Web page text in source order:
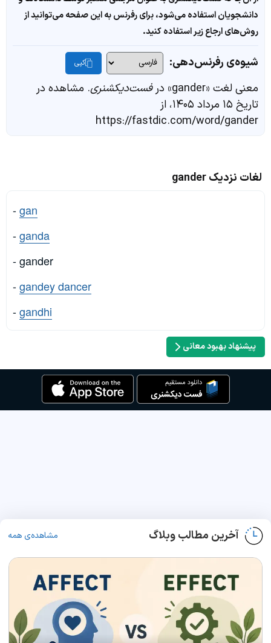
دانشجویان استفاده می‌شود، برای رفرنس به این صفحه می‌توانید از
روش‌های ارجاع زیر استفاده کنید.
شیوه‌ی رفرنس‌دهی: کپی
معنی لغت «gander» در فست‌دیکشنری. مشاهده در
تاریخ ۱۵ مرداد ۱۴۰۵، از
https://fastdic.com/word/gander
لغات نزدیک gander
-gan
-ganda
- gander
-gandey dancer
-gandhi
پیشنهاد بهبود معانی
آخرین مطالب وبلاگ مشاهده‌ی همه